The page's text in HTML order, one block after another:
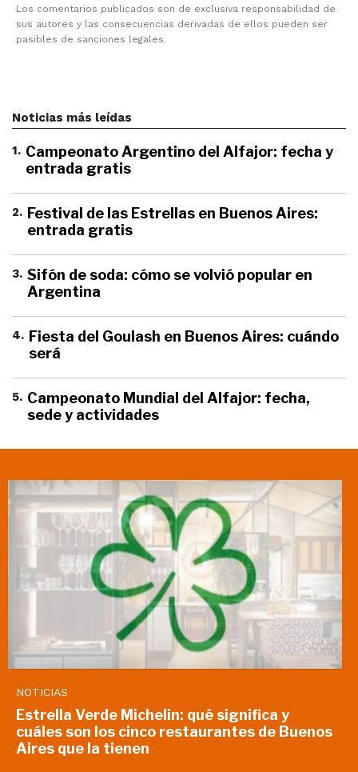
Los comentarios publicados son de exclusiva responsabilidad de
sus autores y las consecuencias derivadas de ellos pueden ser
pasibles de sanciones legales.
Noticias más leídas
1. Campeonato Argentino del Alfajor: fecha y
entrada gratis
2. Festival de las Estrellas en Buenos Aires:
entrada gratis
3. Sifón de soda: cómo se volvió popular en
Argentina
4. Fiesta del Goulash en Buenos Aires: cuándo
será
5. Campeonato Mundial del Alfajor: fecha,
sede y actividades
NOTICIAS
Estrella Verde Michelin: qué significa y
cuáles son los cinco restaurantes de Buenos
Aires que la tienen